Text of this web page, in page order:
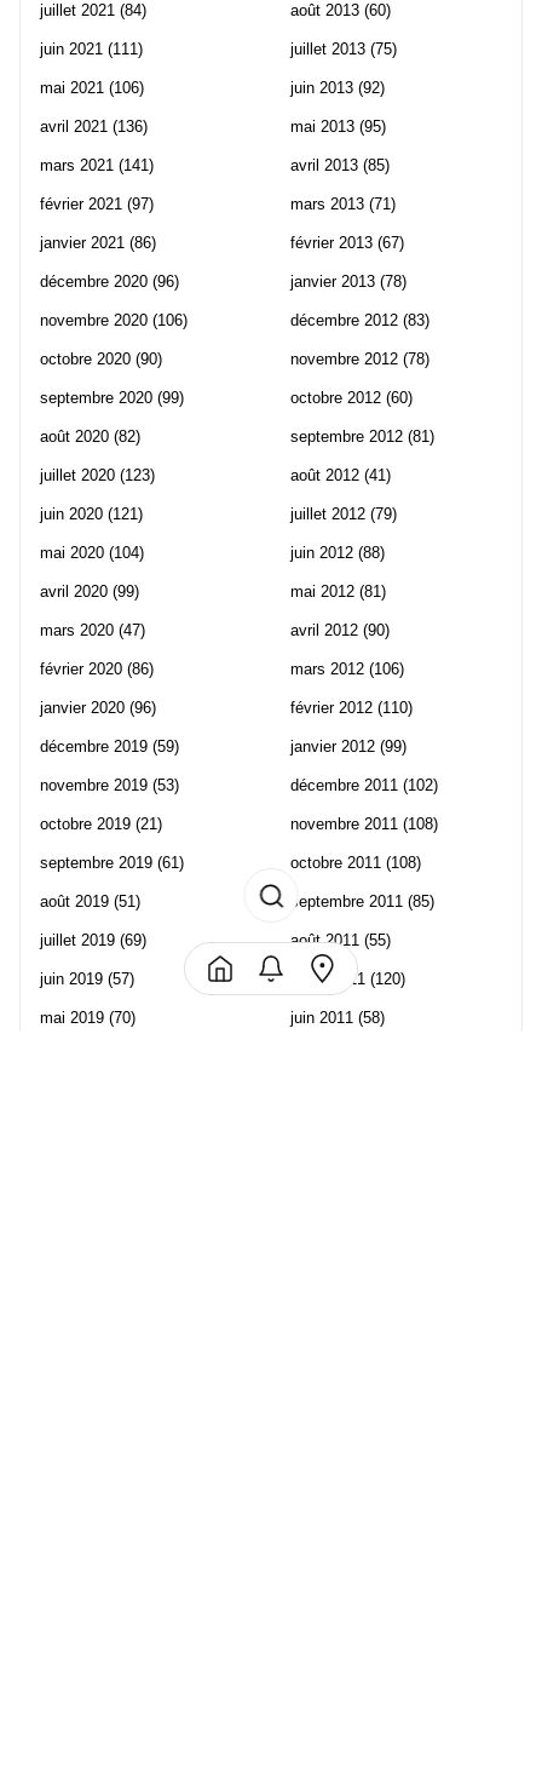
juillet 2021 (84)
juin 2021 (111)
mai 2021 (106)
avril 2021 (136)
mars 2021 (141)
février 2021 (97)
janvier 2021 (86)
décembre 2020 (96)
novembre 2020 (106)
octobre 2020 (90)
septembre 2020 (99)
août 2020 (82)
juillet 2020 (123)
juin 2020 (121)
mai 2020 (104)
avril 2020 (99)
mars 2020 (47)
février 2020 (86)
janvier 2020 (96)
décembre 2019 (59)
novembre 2019 (53)
octobre 2019 (21)
septembre 2019 (61)
août 2019 (51)
juillet 2019 (69)
juin 2019 (57)
mai 2019 (70)
août 2013 (60)
juillet 2013 (75)
juin 2013 (92)
mai 2013 (95)
avril 2013 (85)
mars 2013 (71)
février 2013 (67)
janvier 2013 (78)
décembre 2012 (83)
novembre 2012 (78)
octobre 2012 (60)
septembre 2012 (81)
août 2012 (41)
juillet 2012 (79)
juin 2012 (88)
mai 2012 (81)
avril 2012 (90)
mars 2012 (106)
février 2012 (110)
janvier 2012 (99)
décembre 2011 (102)
novembre 2011 (108)
octobre 2011 (108)
septembre 2011 (85)
août 2011 (55)
juillet 2011 (120)
juin 2011 (58)